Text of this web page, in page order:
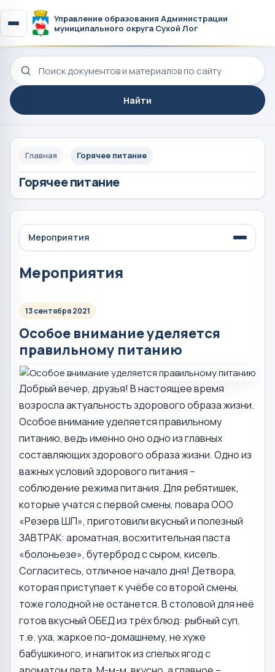
Управление образования Администрации
муниципального округа Сухой Лог
Поиск по сайту
Найти
Главная Горячее питание
Горячее питание
Мероприятия
Мероприятия
13 сентября 2021
Особое внимание уделяется
правильному питанию
Добрый вечер, друзья! В настоящее время
возросла актуальность здорового образа жизни.
Особое внимание уделяется правильному
питанию, ведь именно оно одно из главных
составляющих здорового образа жизни. Одно из
важных условий здорового питания –
соблюдение режима питания. Для ребятишек,
которые учатся с первой смены, повара ООО
«Резерв ШП», приготовили вкусный и полезный
ЗАВТРАК: ароматная, восхитительная паста
«болоньезе», бутерброд с сыром, кисель.
Согласитесь, отличное начало дня! Детвора,
которая приступает к учёбе со второй смены,
тоже голодной не останется. В столовой для неё
готов вкусный ОБЕД из трёх блюд: рыбный суп,
т.е. уха, жаркое по-домашнему, не хуже
бабушкиного, и напиток из спелых ягод с